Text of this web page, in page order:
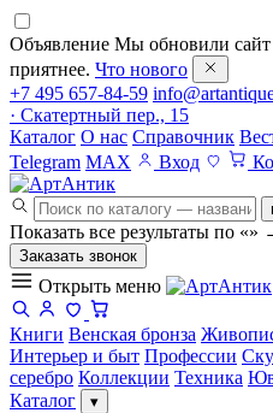
Объявление Мы обновили сайт
приятнее. Что нового
+7 495 657-84-59
· Скатертный пер., 15
Каталог О нас Справочник
Telegram MAX Вход
Показать все результаты по «»
Заказать звонок
Открыть меню
Книги Венская бронза
Интерьер и быт Профессии
серебро Коллекции Техника
Каталог
▾